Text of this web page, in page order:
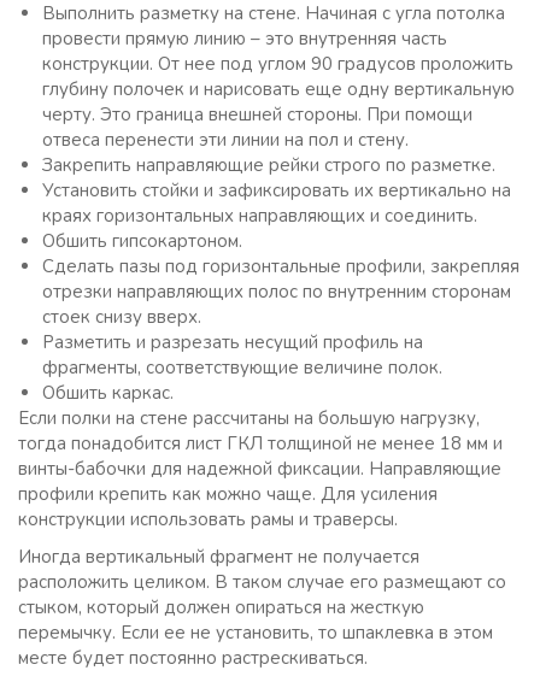
Выполнить разметку на стене. Начиная с угла потолка
провести прямую линию – это внутренняя часть
конструкции. От нее под углом 90 градусов проложить
глубину полочек и нарисовать еще одну вертикальную
черту. Это граница внешней стороны. При помощи
отвеса перенести эти линии на пол и стену.
Закрепить направляющие рейки строго по разметке.
Установить стойки и зафиксировать их вертикально на
краях горизонтальных направляющих и соединить.
Обшить гипсокартоном.
Сделать пазы под горизонтальные профили, закрепляя
отрезки направляющих полос по внутренним сторонам
стоек снизу вверх.
Разметить и разрезать несущий профиль на
фрагменты, соответствующие величине полок.
Обшить каркас.
Если полки на стене рассчитаны на большую нагрузку,
тогда понадобится лист ГКЛ толщиной не менее 18 мм и
винты-бабочки для надежной фиксации. Направляющие
профили крепить как можно чаще. Для усиления
конструкции использовать рамы и траверсы.
Иногда вертикальный фрагмент не получается
расположить целиком. В таком случае его размещают со
стыком, который должен опираться на жесткую
перемычку. Если ее не установить, то шпаклевка в этом
месте будет постоянно растрескиваться.